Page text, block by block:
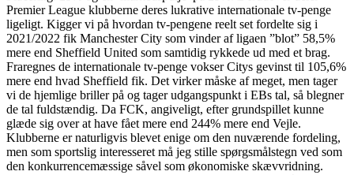
Premier League klubberne deres lukrative internationale tv-penge
ligeligt. Kigger vi på hvordan tv-pengene reelt set fordelte sig i
2021/2022 fik Manchester City som vinder af ligaen ”blot” 58,5%
mere end Sheffield United som samtidig rykkede ud med et brag.
Fraregnes de internationale tv-penge vokser Citys gevinst til 105,6%
mere end hvad Sheffield fik. Det virker måske af meget, men tager
vi de hjemlige briller på og tager udgangspunkt i EBs tal, så blegner
de tal fuldstændig. Da FCK, angiveligt, efter grundspillet kunne
glæde sig over at have fået mere end 244% mere end Vejle.
Klubberne er naturligvis blevet enige om den nuværende fordeling,
men som sportslig interesseret må jeg stille spørgsmålstegn ved som
den konkurrencemæssige såvel som økonomiske skævvridning.